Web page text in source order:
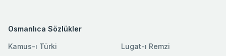
Osmanlıca Sözlükler
Kamus-ı Türki
Lugat-ı Remzi